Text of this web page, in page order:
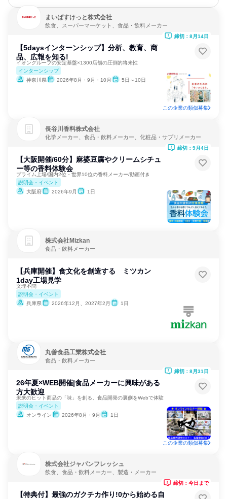
まいばすけっと株式会社
飲食、スーパーマーケット、食品・飲料メーカー
【5daysインターンシップ】分析、教育、商
品、広報を知る!
イオングループの安定基盤×1300店舗の圧倒的将来性
インターンシップ
神奈川県
2026年8月・9月・10月 5日～10日
締切：8月14日
この企業の類似募集
長谷川香料株式会社
化学メーカー、食品・飲料メーカー、化粧品・サプリメーカー
【大阪開催/60分】麻婆豆腐やクリームシチュ
ー等の香料体験会
プライム上場/国内2位・世界10位の香料メーカー/動画付き
説明会・イベント
大阪府
2026年9月 1日
締切：9月4日
株式会社Mizkan
食品・飲料メーカー
【兵庫開催】食文化を創造する ミツカン
1day工場見学
文理不問
説明会・イベント
兵庫県
2026年12月、2027年2月 1日
丸善食品工業株式会社
食品・飲料メーカー
26年夏×WEB開催|食品メーカーに興味がある
方大歓迎
未来のヒット商品の「味」を創る。食品開発の裏側をWebで体験
説明会・イベント
オンライン
2026年8月・9月 1日
締切：8月31日
この企業の類似募集
株式会社ジャパンフレッシュ
飲食、食品・飲料メーカー、製造・メーカー
【特典付】最強のガクチカ作り!0から始める自
締切：今日まで